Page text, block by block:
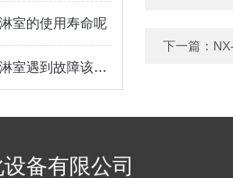
室的使用寿命呢
整理几点无尘风淋室遇到故障该如何处理
下一篇：
备有限公司